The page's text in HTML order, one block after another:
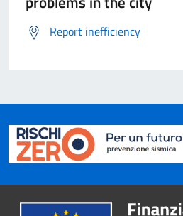
Report inefficiency